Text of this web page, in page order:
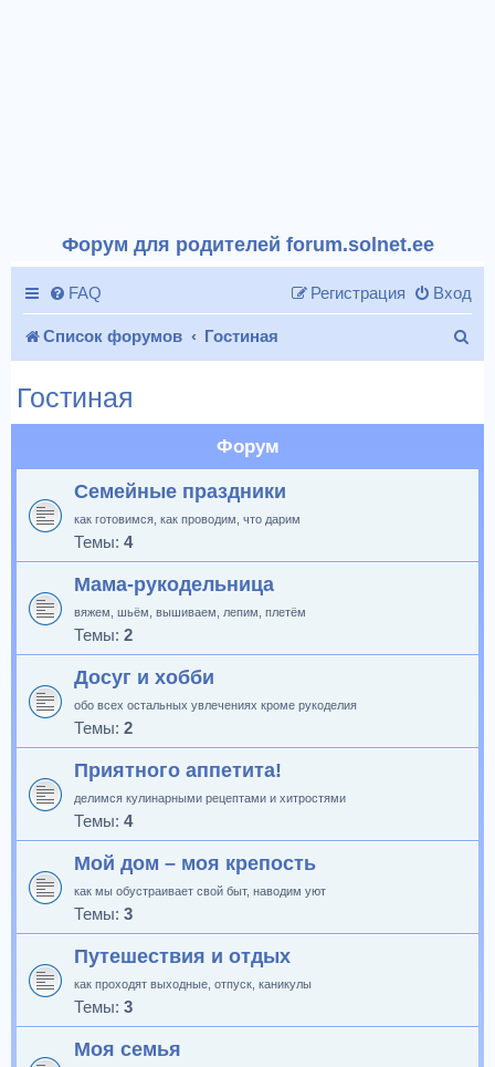
Форум для родителей forum.solnet.ee
FAQ Вход
Регистрация
Список форумов Гостиная
Гостиная
Форум
Семейные праздники
как готовимся, как проводим, что дарим
Темы: 4
Мама-рукодельница
вяжем, шьём, вышиваем, лепим, плетём
Темы: 2
Досуг и хобби
обо всех остальных увлечениях кроме рукоделия
Темы: 2
Приятного аппетита!
делимся кулинарными рецептами и хитростями
Темы: 4
Мой дом – моя крепость
как мы обустраивает свой быт, наводим уют
Темы: 3
Путешествия и отдых
как проходят выходные, отпуск, каникулы
Темы: 3
Моя семья